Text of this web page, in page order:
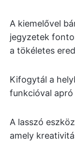
A kiemelővel
jegyzetek
a tökéletes
Kifogytál a
funkcióval
A lasszó
amely